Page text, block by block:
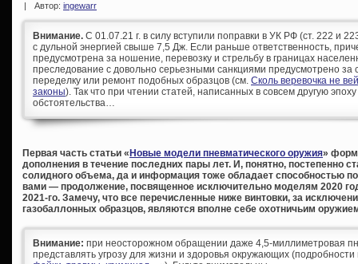
Автор: ingewarr
Внимание. С 01.07.21 г. в силу вступили поправки в УК РФ (ст. 222 и
с дульной энергией свыше 7,5 Дж. Если раньше ответственность,
предусмотрена за ношение, перевозку и стрельбу в границах
преследование с довольно серьезными санкциями предусмотрено за
переделку или ремонт подобных образцов (см. Сколь веревочка не
законы). Так что при чтении статей, написанных в совсем другую
обстоятельства…
Первая часть статьи « Новые модели пневматического оружия»
дополнения в течение последних пары лет. И, понятно, постепенно
солидного объема, да и информация тоже обладает способностью
вами — продолжение, посвященное исключительно моделям 2020
2021-го. Замечу, что все перечисленные ниже винтовки, за
газобаллонных образцов, являются вполне себе охотничьим
Внимание: при неосторожном обращении даже 4,5-миллиметровая
представлять угрозу для жизни и здоровья окружающих (подробности